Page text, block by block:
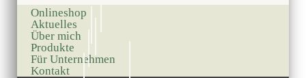
Onlineshop
Aktuelles
Über mich
Produkte
Für Unternehmen
Kontakt